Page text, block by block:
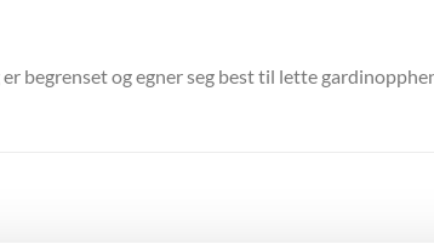
begrenset og egner seg best til lette